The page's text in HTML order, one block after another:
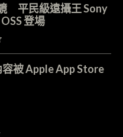
平民級遠攝王 Sony
登場
被 Apple App Store